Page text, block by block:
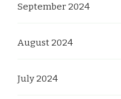
September 2024
August 2024
July 2024